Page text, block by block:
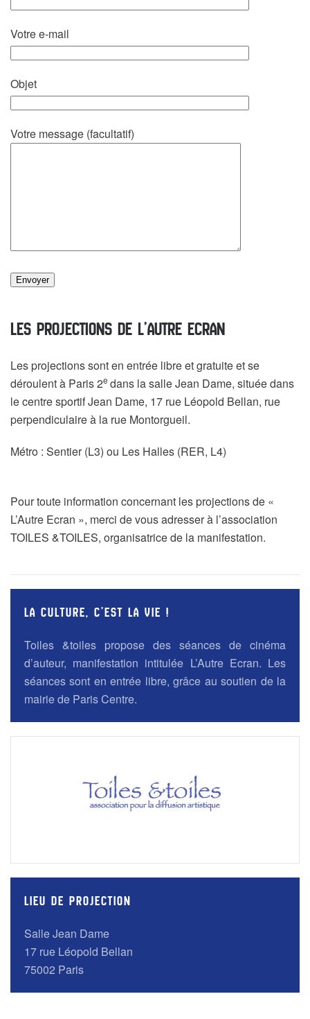
Votre e-mail
Objet
Votre message (facultatif)
Les projections de l’Autre Ecran
Les projections sont en entrée libre et gratuite et se
déroulent à Paris 2e dans la salle Jean Dame, située dans
le centre sportif Jean Dame, 17 rue Léopold Bellan, rue
perpendiculaire à la rue Montorgueil.
Métro : Sentier (L3) ou Les Halles (RER, L4)
Pour toute information concernant les projections de «
L’Autre Ecran », merci de vous adresser à l’association
TOILES &TOILES, organisatrice de la manifestation.
LA CULTURE, C’EST LA VIE !
Toiles &toiles propose des séances de cinéma
d’auteur, manifestation intitulée L’Autre Ecran. Les
séances sont en entrée libre, grâce au soutien de la
mairie de Paris Centre.
LIEU DE PROJECTION
Salle Jean Dame
17 rue Léopold Bellan
75002 Paris